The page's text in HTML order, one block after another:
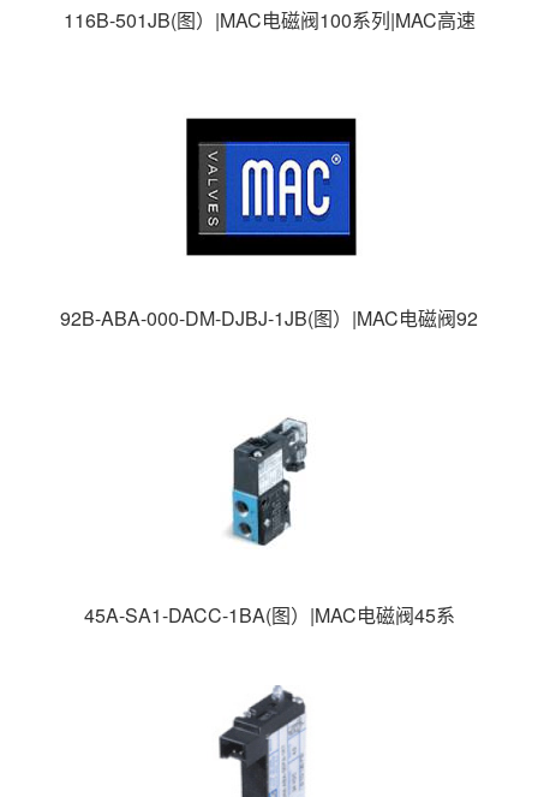
116B-501JB(图）|MAC电磁阀100系列|MAC高速
92B-ABA-000-DM-DJBJ-1JB(图）|MAC电磁阀92
45A-SA1-DACC-1BA(图）|MAC电磁阀45系